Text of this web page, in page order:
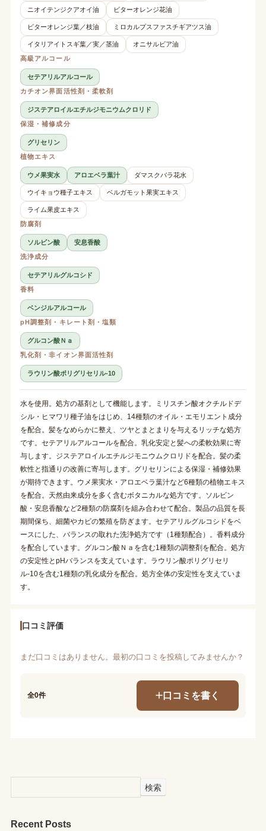
ニオイテンジクアオイ油 ビターオレンジ花油
ビターオレンジ葉／枝油 ミロカルプスファスチギアツス油
イタリアイトスギ葉／実／茎油
オニサルビア油
高級アルコール
セテアリルアルコール
カチオン界面活性剤・柔軟剤
ジステアロイルエチルジモニウムクロリド
保湿・補修成分
グリセリン
植物エキス
ウメ果実水 アロエベラ葉汁 ダマスクバラ花水
ウイキョウ種子エキス ベルガモット果実エキス
ライム果皮エキス
防腐剤
ソルビン酸
安息香酸
洗浄成分
セテアリルグルコシド
香料
ベンジルアルコール
pH調整剤・キレート剤・塩類
グルコン酸Ｎａ
乳化剤・非イオン界面活性剤
ラウリン酸ポリグリセリル-10
水を使用。処方の基剤として機能します。ミリスチン酸オクチルドデ
シル・ヒマワリ種子油をはじめ、14種類のオイル・エモリエント成分
を配合。髪をなめらかに整え、ツヤとまとまりを与えるリッチな処方
です。セテアリルアルコールを配合。乳化安定と髪への柔軟効果に寄
与します。ジステアロイルエチルジモニウムクロリドを配合。髪の柔
軟性と指通りの改善に寄与します。グリセリンによる保湿・補修効果
が期待できます。ウメ果実水・アロエベラ葉汁など6種類の植物エキス
を配合。天然由来成分を多く含むボタニカルな処方です。ソルビン
酸・安息香酸など2種類の防腐剤を組み合わせて配合。製品の品質を長
期間保ち、細菌やカビの繁殖を防ぎます。セテアリルグルコシドをベ
ースにした、バランスの取れた洗浄処方です（1種類配合）。香料成分
を配合しています。グルコン酸Ｎａを含む1種類の調整剤を配合。処方
の安定性とpHバランスを支えています。ラウリン酸ポリグリセリ
ル-10を含む1種類の乳化成分を配合。処方全体の安定性を支えていま
す。
口コミ評価
まだ口コミはありません。最初の口コミを投稿してみませんか？
全0件 口コミを書く
検索
Recent Posts